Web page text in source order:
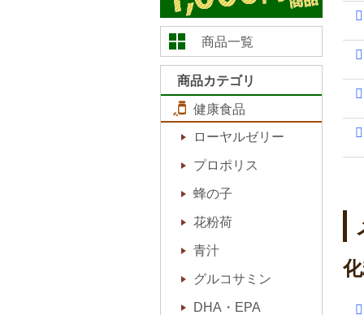
商品一覧
商品カテゴリ
健康食品
ローヤルゼリー
プロポリス
蜂の子
花粉荷
青汁
グルコサミン
DHA・EPA